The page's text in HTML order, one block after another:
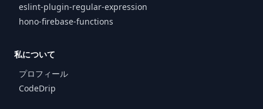
eslint-plugin-regular-expression
hono-firebase-functions
私について
プロフィール
CodeDrip